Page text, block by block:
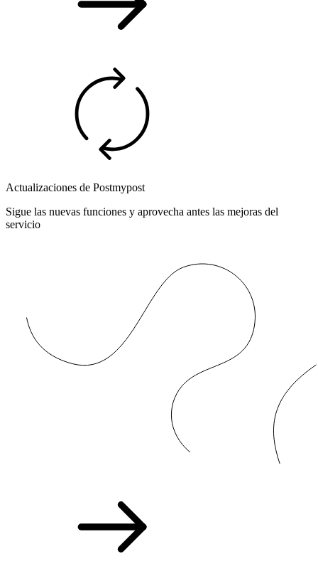
Actualizaciones de Postmypost
Sigue las nuevas funciones y aprovecha antes las mejoras del
servicio